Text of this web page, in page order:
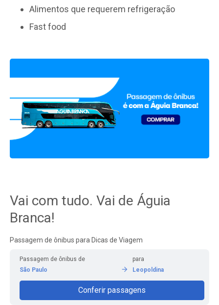
Alimentos que requerem refrigeração
Fast food
Vai com tudo. Vai de Águia
Branca!
Passagem de ônibus para Dicas de Viagem
Passagem de ônibus de
São Paulo
para
Leopoldina
Conferir passagens